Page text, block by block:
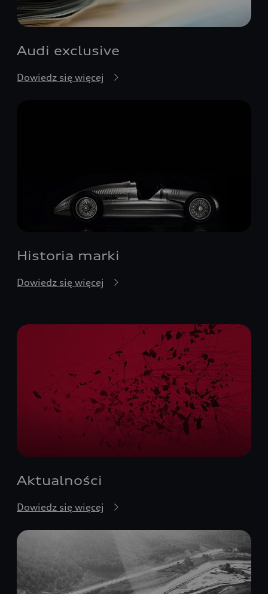
Audi exclusive
Dowiedz się więcej
Historia marki
Dowiedz się więcej
Aktualności
Dowiedz się więcej